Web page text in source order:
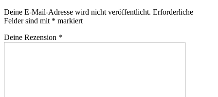
Deine E-Mail-Adresse wird nicht veröffentlicht. Erforderliche
Felder sind mit * markiert
Deine Rezension *